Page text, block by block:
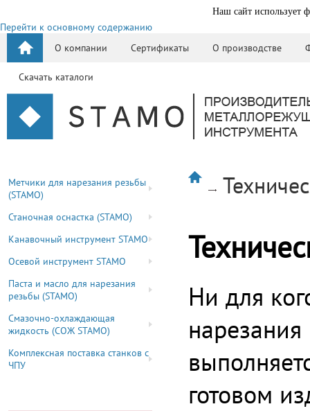
Наш сайт использует
Перейти к основному содержанию
О компании
Сертификаты О производстве
Скачать каталоги
Метчики для нарезания резьбы
(STAMO)
Станочная оснастка (STAMO)
Канавочный инструмент STAMO
Осевой инструмент STAMO
Паста и масло для нарезания
резьбы (STAMO)
Смазочно-охлаждающая
жидкость (СОЖ STAMO)
Комплексная поставка станков с
ЧПУ
Ни для
готовом